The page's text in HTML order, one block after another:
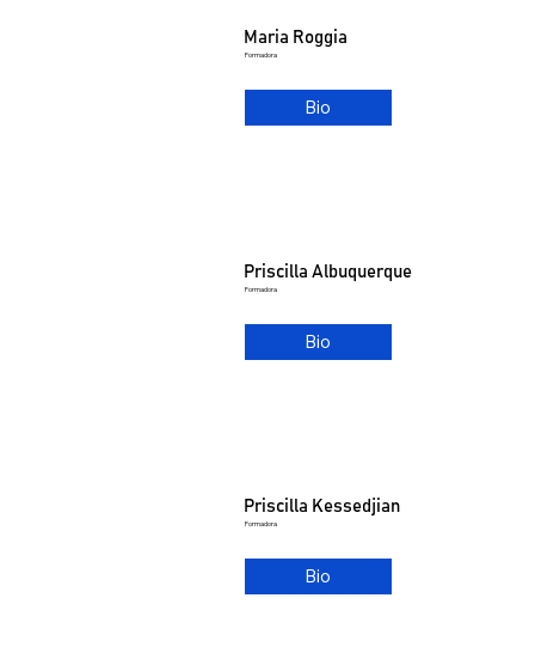
Maria Roggia
Formadora
Bio
Priscilla Albuquerque
Formadora
Bio
Priscilla Kessedjian
Formadora
Bio